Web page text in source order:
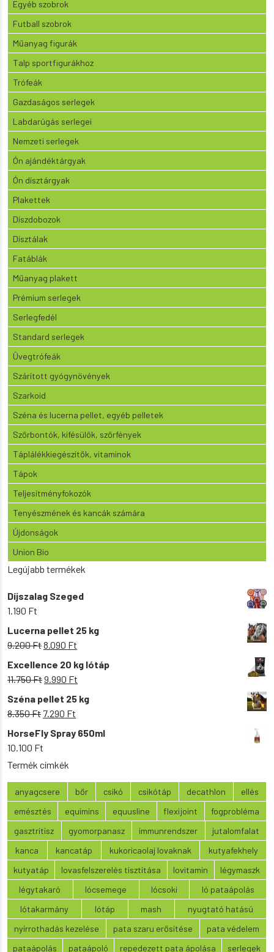
Egyéb szobrok
Futball szobrok
Műanyag figurák
Talp sportfigurákhoz
Trófeák
Gazdaságos serlegek
Labdarúgás serlegei
Nemzeti serlegek
Ón ajándéktárgyak
Ón dísztárgyak
Plakettek
Díszdobozok
Dísztálak
Fatáblák
Műanyag plakett
Prémium serlegek
Serlegfedél
Standard serlegek
Üvegtrófeák
Szárított gyógynövények
Szarkoid
Széna és lucerna pellet, egyéb pelletek
Szőrbontók, kifésülők, szőrfények
Táplálékkiegészítők, vitaminok
Tápok
Teljesítményfokozók
Tenyészmének és kancák számára
Újdonságok
Union Bio
Legújabb termékek
Díjszalag Szeged
1.190 Ft
Lucerna pellet 25 kg
9.200FtOriginal
price
was:
8.090 Ft
price
is:
Excellence 20 kg lótáp
11.750FtOriginal
price
was:
9.990 Ft
price
is:
Széna pellet 25 kg
8.350Ft Original
price
was:
7.290 Ft
price
HorseFly Spray 650ml
10.100 Ft
Termék címkék
anyagcsere bőr csikó csikótáp decathlon
ellés
emésztés
equimins equusline flexijoint
fogprobléma
gasztritisz
gyomorpanasz immunrendszer
jutalomfalat
kanca
kancatáp kukoricaolaj lovaknak
kutyafekhely
kutyatáp
lovasfelszerelés tisztítása lovitamin
légymaszk
légytakaró
lócsemege lócsoki
ló pataápolás
lótakarmány
lótáp mash
nyugtató hatású
nyírrothadás kezelése
pata szaru erősítése
pata védelem
pataápolás
pataápoló repedezett pata ápolása
serlegek